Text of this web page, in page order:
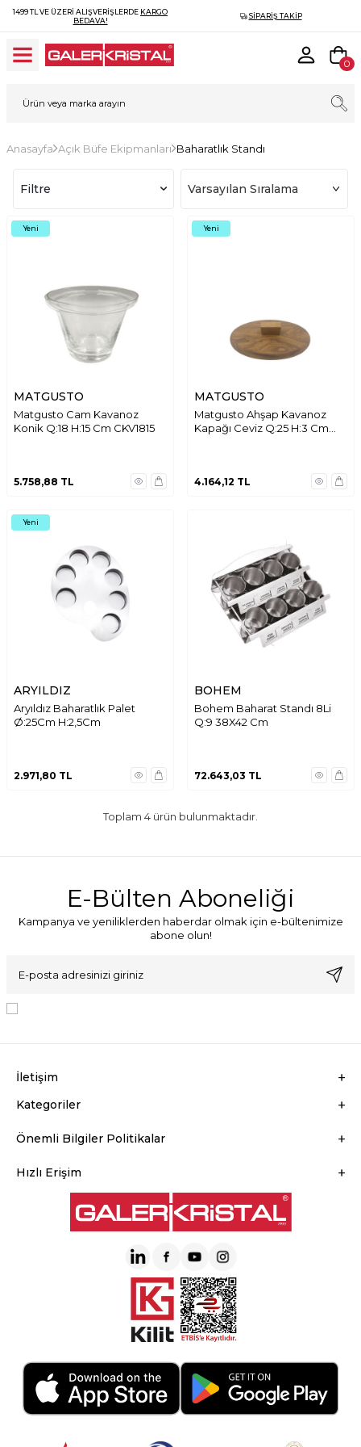
1499 TL VE ÜZERI ALIŞVERIŞLERDE KARGO
BEDAVA!
SIPARIŞ TAKIP
0
Anasayfa Açık Büfe Ekipmanları Baharatlık Standı
Filtre
Yeni
MATGUSTO
Matgusto Cam Kavanoz
Konik Q:18 H:15 Cm CKV1815
5.758,88 TL
Yeni
MATGUSTO
Matgusto Ahşap Kavanoz
Kapağı Ceviz Q:25 H:3 Cm
4.164,12 TL
Yeni
ARYILDIZ
Aryıldız Baharatlık Palet
Ø:25Cm H:2,5Cm
2.971,80 TL
BOHEM
Bohem Baharat Standı 8Li
Q:9 38X42 Cm
72.643,03 TL
Toplam 4 ürün bulunmaktadır.
E-Bülten Aboneliği
Kampanya ve yeniliklerden haberdar olmak için e-bültenimize
abone olun!
İletişim
Kategoriler
Önemli Bilgiler Politikalar
Hızlı Erişim